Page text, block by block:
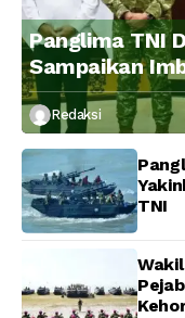
Panglima TNI
Sampaikan
Bangsa
Redaksi
TNI